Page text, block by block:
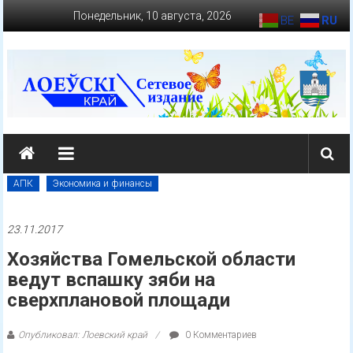
Понедельник, 10 августа, 2026
loevkraj.by
Еженедельная
районная
газета
АПК Экономика и финансы
23.11.2017
Хозяйства Гомельской области
ведут вспашку зяби на
сверхплановой площади
Опубликовал: Лоевский край 0 Комментариев
BE RU